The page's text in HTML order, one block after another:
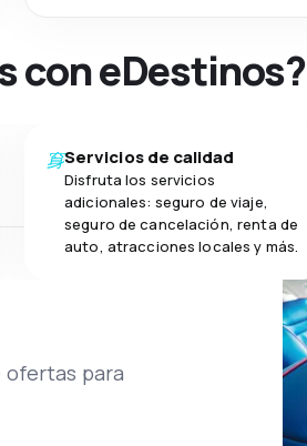
con eDestinos?
Servicios de calidad
Disfruta los servicios
adicionales: seguro de viaje,
seguro de cancelación, renta de
auto, atracciones locales y más.
ofertas para